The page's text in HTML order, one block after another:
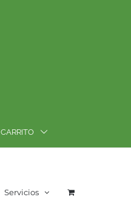
CARRITO
Servicios